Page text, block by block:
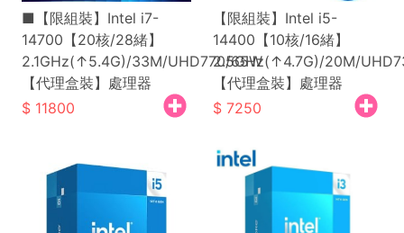
■【限組裝】Intel i7-
14700【20核/28緒】
2.1GHz(↑5.4G)/33M/UHD770/65W
【代理盒裝】處理器
11800
【限組裝】Intel i5-
14400【10核/16緒】
2.5GHz(↑4.7G)/20M/
【代理盒裝】處理器
7250